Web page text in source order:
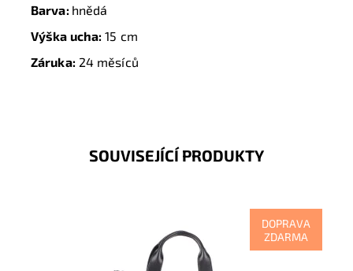
Barva: hnědá
Výška ucha: 15 cm
Záruka:24 měsíců
SOUVISEJÍCÍ PRODUKTY
DOPRAVA
ZDARMA
Luxusní kožená dámská shopperbag černá kabelka do
ruky Gianni Conti s povrchem imitujícím krokodýlí kůži.